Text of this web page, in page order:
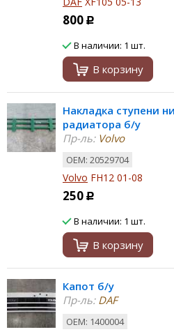
800 Р
В наличии: 1 шт.
В корзину
Накладка ступени
радиатора б/у
Пр-ль:Volvo
ОЕМ: 20529704
Volvo FH12 01-08
250 Р
В наличии: 1 шт.
В корзину
Капот б/у
Пр-ль:DAF
ОЕМ: 1400004